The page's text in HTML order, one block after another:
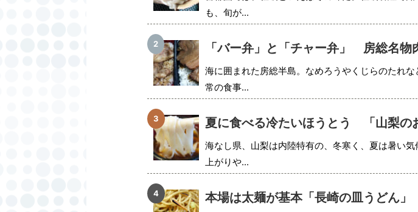
も、旬が...
「バー弁」と「チャー弁」 房総名物
海に囲まれた房総半島。なめろうやくじらのたれ
常の食事...
夏に食べる冷たいほうとう 「山梨の
海なし県、山梨は内陸特有の、冬寒く、夏は暑い
上がりや...
本場は太麺が基本「長崎の皿うどん」